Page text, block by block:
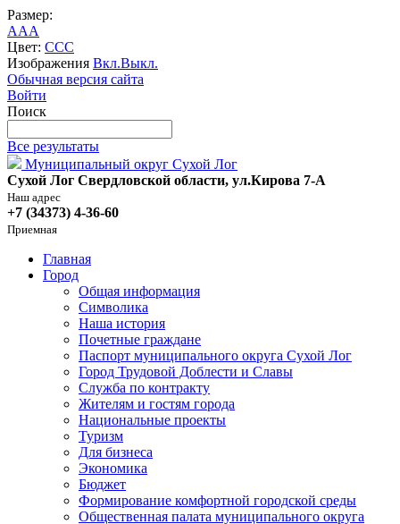
Размер:
AAA
Цвет: CCC
Изображения Вкл.Выкл.
Обычная версия сайта
Войти
Поиск
Все результаты
Муниципальный округ Сухой Лог
Сухой Лог Свердловской области, ул.Кирова 7-А
Наш адрес
+7 (34373) 4-36-60
Приемная
Главная
Город
Общая информация
Символика
Наша история
Почетные граждане
Паспорт муниципального округа Сухой Лог
Город Трудовой Доблести и Славы
Служба по контракту
Жителям и гостям города
Национальные проекты
Туризм
Для бизнеса
Экономика
Бюджет
Формирование комфортной городской среды
Общественная палата муниципального округа